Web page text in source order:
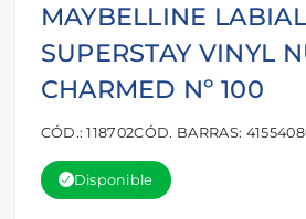
MAYBELLINE LABIAL
SUPERSTAY VINYL
CHARMED Nº 100
CÓD.: 118702CÓD. BARRAS:
Disponible